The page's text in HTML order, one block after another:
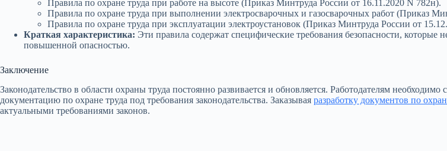
Правила по охране труда при работе на высоте (Приказ Минтруда России от 16.11.2020 N 782н).
Правила по охране труда при выполнении электросварочных и газосварочных работ (Приказ
Правила по охране труда при эксплуатации электроустановок (Приказ Минтруда России от
Краткая характеристика: Эти правила содержат специфические требования безопасности,
повышенной опасностью.
Заключение
Законодательство в области охраны труда постоянно развивается и обновляется. Работодателям
документацию по охране труда под требования законодательства. Заказывая разработку документов по
актуальными требованиями законов.